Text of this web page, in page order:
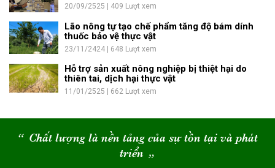
20/09/2525 | 409 Lượt xem
Lão nông tự tạo chế phẩm tăng độ bám dính
thuốc bảo vệ thực vật
23/11/2424 | 648 Lượt xem
Hỗ trợ sản xuất nông nghiệp bị thiệt hại do
thiên tai, dịch hại thực vật
11/01/2525 | 662 Lượt xem
“ Chất lượng là nền tảng của sự tồn tại và phát
triển “